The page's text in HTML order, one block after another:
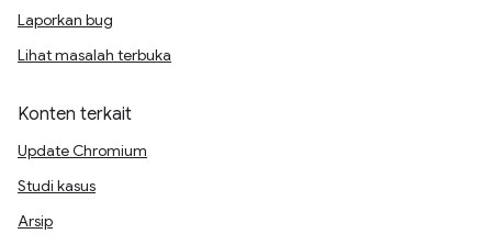
Laporkan bug
Lihat masalah terbuka
Konten terkait
Update Chromium
Studi kasus
Arsip